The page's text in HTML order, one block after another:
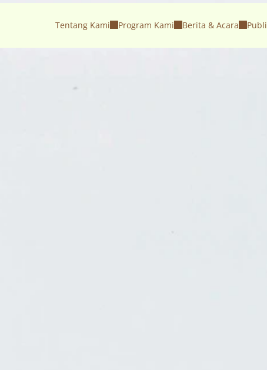
Tentang Kami Program Kami Berita & Acara